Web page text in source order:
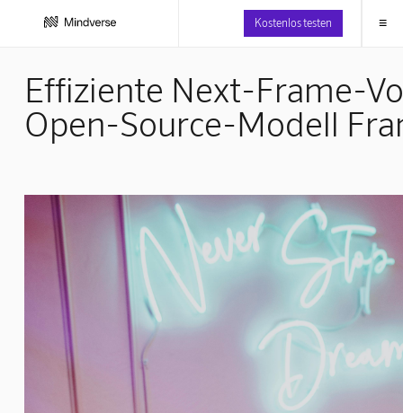
Kostenlos testen ≡
Effiziente Next-Frame-
Open-Source-Modell